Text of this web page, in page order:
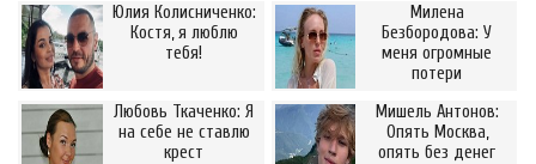
Юлия Колисниченко:
Костя, я люблю
тебя!
Милена
Безбородова: У
меня огромные
потери
Любовь Ткаченко: Я
на себе не ставлю
крест
Мишель Антонов:
Опять Москва,
опять без денег